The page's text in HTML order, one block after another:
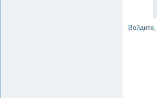
Войдите